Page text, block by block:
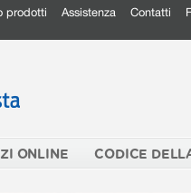
prodotti Assistenza Contatti
ONLINE CODICE